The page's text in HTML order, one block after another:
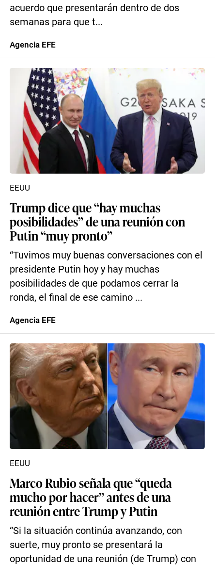
acuerdo que presentarán dentro de dos
semanas para que t...
Agencia EFE
Trump dice que “hay muchas
posibilidades” de una reunión con
Putin “muy pronto”
“Tuvimos muy buenas conversaciones con el
presidente Putin hoy y hay muchas
posibilidades de que podamos cerrar la
ronda, el final de ese camino ...
EEUU
Agencia EFE
Marco Rubio señala que “queda
mucho por hacer” antes de una
reunión entre Trump y Putin
“Si la situación continúa avanzando, con
suerte, muy pronto se presentará la
oportunidad de una reunión (de Trump) con
EEUU